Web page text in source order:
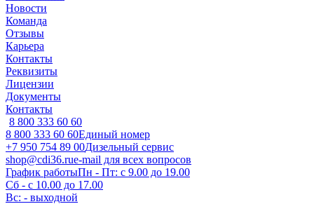
Новости
Команда
Отзывы
Карьера
Контакты
Реквизиты
Лицензии
Документы
Контакты
8 800 333 60 60
8 800 333 60 60Единый номер
+7 950 754 89 00Дизельный сервис
shop@cdi36.rue-mail для всех вопросов
График работыПн - Пт: с 9.00 до 19.00
Сб - с 10.00 до 17.00
Вс: - выходной